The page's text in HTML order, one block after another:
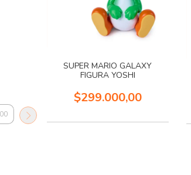
SUPER MARIO GALAXY
FIGURA YOSHI
$299.000,00